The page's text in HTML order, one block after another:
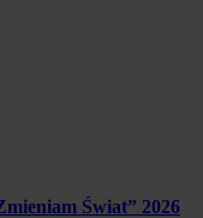
Świat” 2026